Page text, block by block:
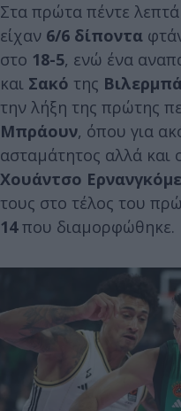
Στα πρώτα πέντε
είχαν 6/6 δίποντα
στο 18-5, ενώ ένα
και Σακό της
την λήξη της πρώτης
Μπράουν, όπου για
ασταμάτητος αλλά και
Χουάντσο
τους στο τέλος του
14που διαμορφώθηκε.